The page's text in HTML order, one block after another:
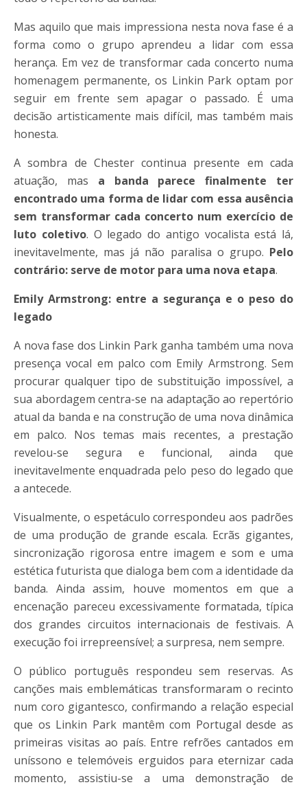
Mas aquilo que mais impressiona nesta nova fase é a
forma como o grupo aprendeu a lidar com essa
herança. Em vez de transformar cada concerto numa
homenagem permanente, os Linkin Park optam por
seguir em frente sem apagar o passado. É uma
decisão artisticamente mais difícil, mas também mais
honesta.
A sombra de Chester continua presente em cada
atuação, mas a banda parece finalmente ter
encontrado uma forma de lidar com essa ausência
sem transformar cada concerto num exercício de
luto coletivo. O legado do antigo vocalista está lá,
inevitavelmente, mas já não paralisa o grupo. Pelo
contrário: serve de motor para uma nova etapa.
Emily Armstrong: entre a segurança e o peso do
legado
A nova fase dos Linkin Park ganha também uma nova
presença vocal em palco com Emily Armstrong. Sem
procurar qualquer tipo de substituição impossível, a
sua abordagem centra-se na adaptação ao repertório
atual da banda e na construção de uma nova dinâmica
em palco. Nos temas mais recentes, a prestação
revelou-se segura e funcional, ainda que
inevitavelmente enquadrada pelo peso do legado que
a antecede.
Visualmente, o espetáculo correspondeu aos padrões
de uma produção de grande escala. Ecrãs gigantes,
sincronização rigorosa entre imagem e som e uma
estética futurista que dialoga bem com a identidade da
banda. Ainda assim, houve momentos em que a
encenação pareceu excessivamente formatada, típica
dos grandes circuitos internacionais de festivais. A
execução foi irrepreensível; a surpresa, nem sempre.
O público português respondeu sem reservas. As
canções mais emblemáticas transformaram o recinto
num coro gigantesco, confirmando a relação especial
que os Linkin Park mantêm com Portugal desde as
primeiras visitas ao país. Entre refrões cantados em
uníssono e telemóveis erguidos para eternizar cada
momento, assistiu-se a uma demonstração de